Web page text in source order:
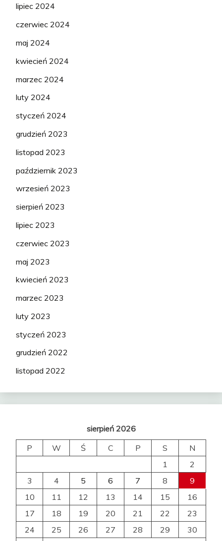
lipiec 2024
czerwiec 2024
maj 2024
kwiecień 2024
marzec 2024
luty 2024
styczeń 2024
grudzień 2023
listopad 2023
październik 2023
wrzesień 2023
sierpień 2023
lipiec 2023
czerwiec 2023
maj 2023
kwiecień 2023
marzec 2023
luty 2023
styczeń 2023
grudzień 2022
listopad 2022
sierpień 2026
P
W Ś C P S
N
1
2
3
4 5 6 7 8
9
10
11 12 13 14 15
16
17
18 19 20 21 22
23
24
25 26 27 28 29 30